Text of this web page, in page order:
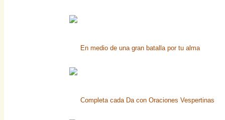
En medio de una gran batalla por tu alma
Completa cada Da con Oraciones Vespertinas